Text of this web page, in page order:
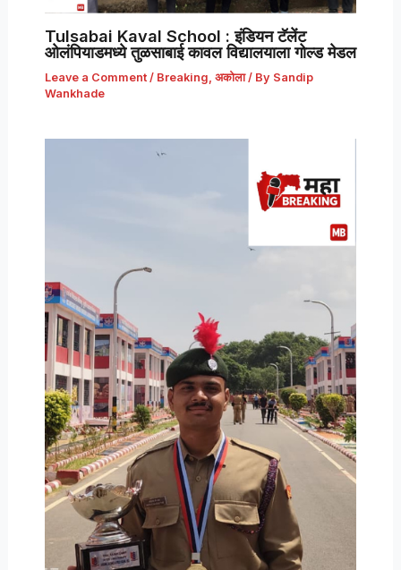
Tulsabai Kaval School : इंडियन टॅलेंट
ओलंपियाडमध्ये तुळसाबाई कावल विद्यालयाला गोल्ड मेडल
Leave a Comment / Breaking अकोला/ By Sandip
Wankhade